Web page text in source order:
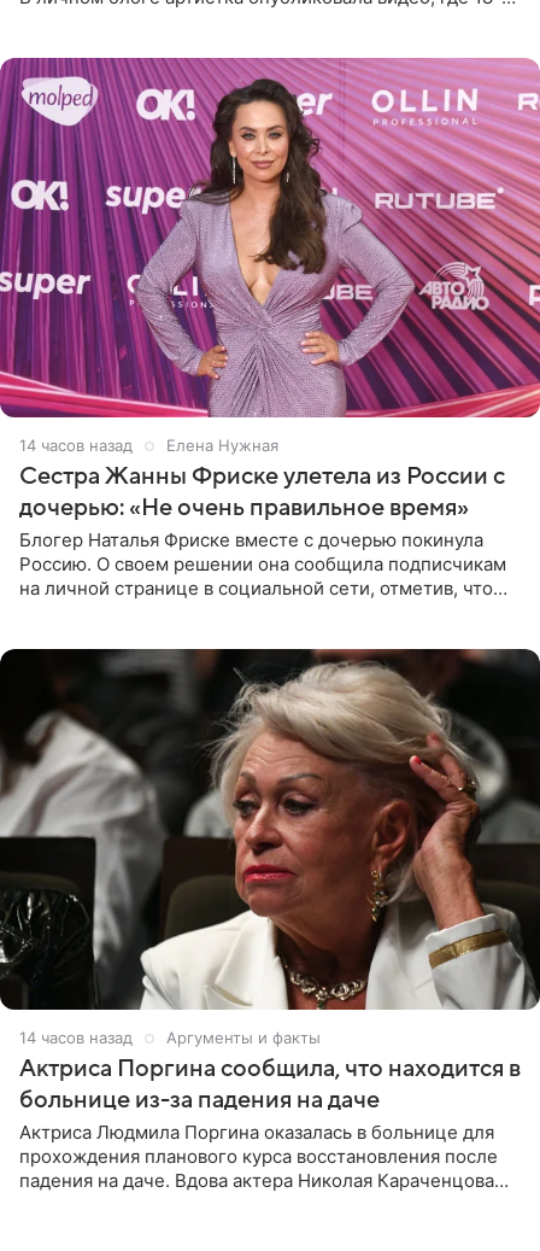
14 часов назад Елена Нужная
Сестра Жанны Фриске улетела из России с
дочерью: «Не очень правильное время»
Блогер Наталья Фриске вместе с дочерью покинула
Россию. О своем решении она сообщила подписчикам
на личной странице в социальной сети, отметив, что
14 часов назад Аргументы и факты
Актриса Поргина сообщила, что находится в
больнице из-за падения на даче
Актриса Людмила Поргина оказалась в больнице для
прохождения планового курса восстановления после
падения на даче. Вдова актера Николая Караченцова